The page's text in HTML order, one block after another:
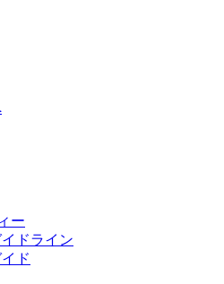
ー
ドライン
ド